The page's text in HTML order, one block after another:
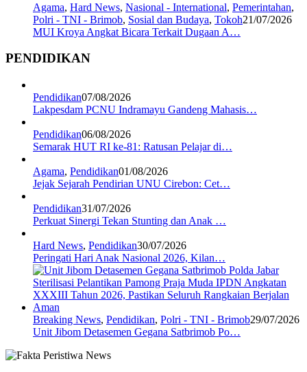
Agama, Hard News, Nasional - International, Pemerintahan,
Polri - TNI - Brimob, Sosial dan Budaya, Tokoh21/07/2026
MUI Kroya Angkat Bicara Terkait Dugaan A…
PENDIDIKAN
Pendidikan07/08/2026
Lakpesdam PCNU Indramayu Gandeng Mahasis…
Pendidikan06/08/2026
Semarak HUT RI ke-81: Ratusan Pelajar di…
Agama, Pendidikan01/08/2026
Jejak Sejarah Pendirian UNU Cirebon: Cet…
Pendidikan31/07/2026
Perkuat Sinergi Tekan Stunting dan Anak …
Hard News, Pendidikan30/07/2026
Peringati Hari Anak Nasional 2026, Kilan…
Breaking News, Pendidikan, Polri - TNI - Brimob29/07/2026
Unit Jibom Detasemen Gegana Satbrimob Po…